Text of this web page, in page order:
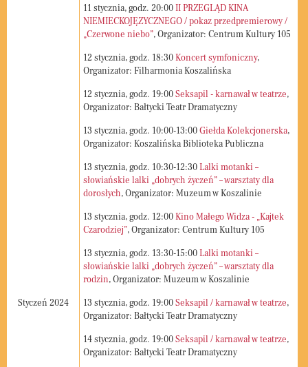
Styczeń 2024
11stycznia, godz. 20:00II PRZEGLĄD KINA
NIEMIECKOJĘZYCZNEGO / pokaz przedpremierowy /
„Czerwone niebo”, Organizator: Centrum Kultury 105
12stycznia, godz. 18:30Koncert symfoniczny,
Organizator: Filharmonia Koszalińska
12stycznia, godz. 19:00Seksapil - karnawał w teatrze,
Organizator: Bałtycki Teatr Dramatyczny
13 stycznia, godz. 10:00-13:00Giełda Kolekcjonerska,
Organizator: Koszalińska Biblioteka Publiczna
13 stycznia, godz. 10:30-12:30Lalki motanki –
słowiańskie lalki „dobrych życzeń” – warsztaty dla
dorosłych, Organizator: Muzeum w Koszalinie
13 stycznia, godz. 12:00Kino Małego Widza - „Kajtek
Czarodziej”, Organizator: Centrum Kultury 105
13 stycznia, godz. 13:30-15:00Lalki motanki –
słowiańskie lalki „dobrych życzeń” – warsztaty dla
rodzin, Organizator: Muzeum w Koszalinie
13 stycznia, godz. 19:00Seksapil / karnawał w teatrze,
Organizator: Bałtycki Teatr Dramatyczny
14stycznia, godz. 19:00Seksapil / karnawał w teatrze,
Organizator: Bałtycki Teatr Dramatyczny